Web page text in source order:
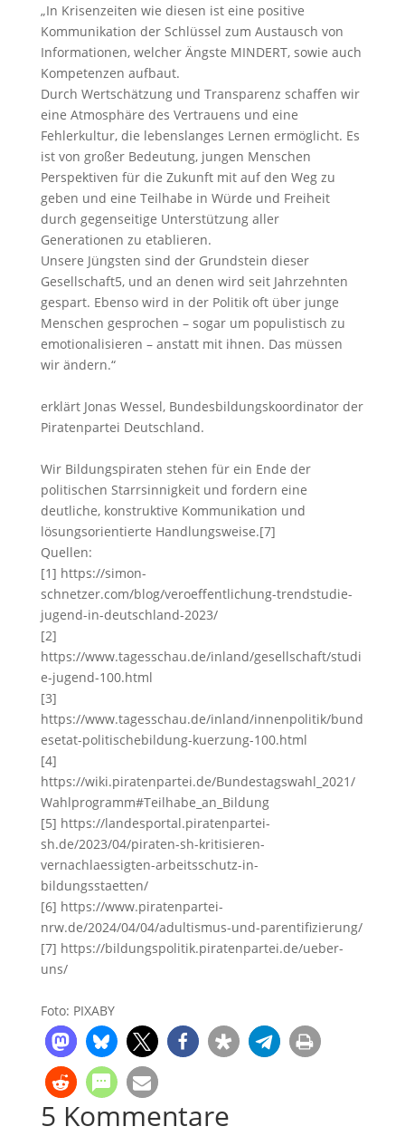
„In Krisenzeiten wie diesen ist eine positive
Kommunikation der Schlüssel zum Austausch von
Informationen, welcher Ängste MINDERT, sowie auch
Kompetenzen aufbaut.
Durch Wertschätzung und Transparenz schaffen wir
eine Atmosphäre des Vertrauens und eine
Fehlerkultur, die lebenslanges Lernen ermöglicht. Es
ist von großer Bedeutung, jungen Menschen
Perspektiven für die Zukunft mit auf den Weg zu
geben und eine Teilhabe in Würde und Freiheit
durch gegenseitige Unterstützung aller
Generationen zu etablieren.
Unsere Jüngsten sind der Grundstein dieser
Gesellschaft5, und an denen wird seit Jahrzehnten
gespart. Ebenso wird in der Politik oft über junge
Menschen gesprochen – sogar um populistisch zu
emotionalisieren – anstatt mit ihnen. Das müssen
wir ändern.“
erklärt Jonas Wessel, Bundesbildungskoordinator der
Piratenpartei Deutschland.
Wir Bildungspiraten stehen für ein Ende der
politischen Starrsinnigkeit und fordern eine
deutliche, konstruktive Kommunikation und
lösungsorientierte Handlungsweise.[7]
Quellen:
[1] https://simon-
schnetzer.com/blog/veroeffentlichung-trendstudie-
jugend-in-deutschland-2023/
[2]
https://www.tagesschau.de/inland/gesellschaft/studi
e-jugend-100.html
[3]
https://www.tagesschau.de/inland/innenpolitik/bund
esetat-politischebildung-kuerzung-100.html
[4]
https://wiki.piratenpartei.de/Bundestagswahl_2021/
Wahlprogramm#Teilhabe_an_Bildung
[5] https://landesportal.piratenpartei-
sh.de/2023/04/piraten-sh-kritisieren-
vernachlaessigten-arbeitsschutz-in-
bildungsstaetten/
[6] https://www.piratenpartei-
nrw.de/2024/04/04/adultismus-und-parentifizierung/
[7] https://bildungspolitik.piratenpartei.de/ueber-
uns/
Foto: PIXABY
5 Kommentare